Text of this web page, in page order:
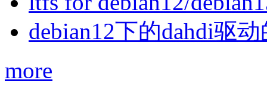
debian12下的dahdi驱动
more